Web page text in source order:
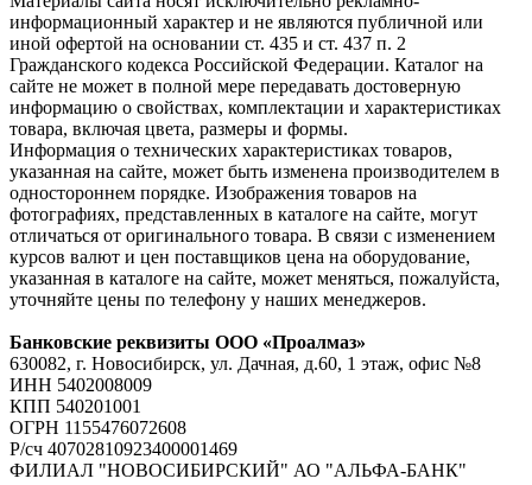
информационный характер и не являются публичной или
иной офертой на основании ст. 435 и ст. 437 п. 2
Гражданского кодекса Российской Федерации. Каталог на
сайте не может в полной мере передавать достоверную
информацию о свойствах, комплектации и характеристиках
товара, включая цвета, размеры и формы.
Информация о технических характеристиках товаров,
указанная на сайте, может быть изменена производителем в
одностороннем порядке. Изображения товаров на
фотографиях, представленных в каталоге на сайте, могут
отличаться от оригинального товара. В связи с изменением
курсов валют и цен поставщиков цена на оборудование,
указанная в каталоге на сайте, может меняться, пожалуйста,
уточняйте цены по телефону у наших менеджеров.
Банковские реквизиты ООО «Проалмаз»
630082, г. Новосибирск, ул. Дачная, д.60, 1 этаж, офис №8
ИНН 5402008009
КПП 540201001
ОГРН 1155476072608
Р/сч 40702810923400001469
ФИЛИАЛ "НОВОСИБИРСКИЙ" АО "АЛЬФА-БАНК"